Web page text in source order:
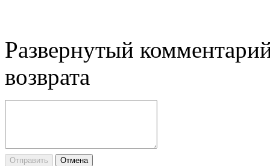
Развернутый
возврата
Отправить
Отмена